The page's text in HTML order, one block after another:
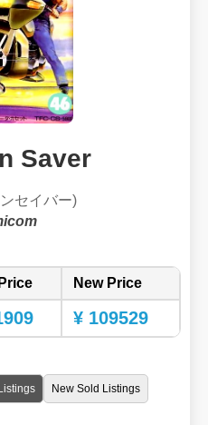
Saver
セイバー)
New Price
¥ 109529
New Sold Listings